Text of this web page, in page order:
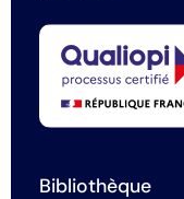
Bibliothèque